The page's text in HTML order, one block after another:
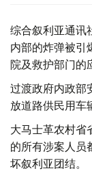
综合叙利亚通讯
内部的炸弹被引
院及救护部门的
过渡政府内政部
放道路供民用车
大马士革农村省
的所有涉案人员
坏叙利亚团结。